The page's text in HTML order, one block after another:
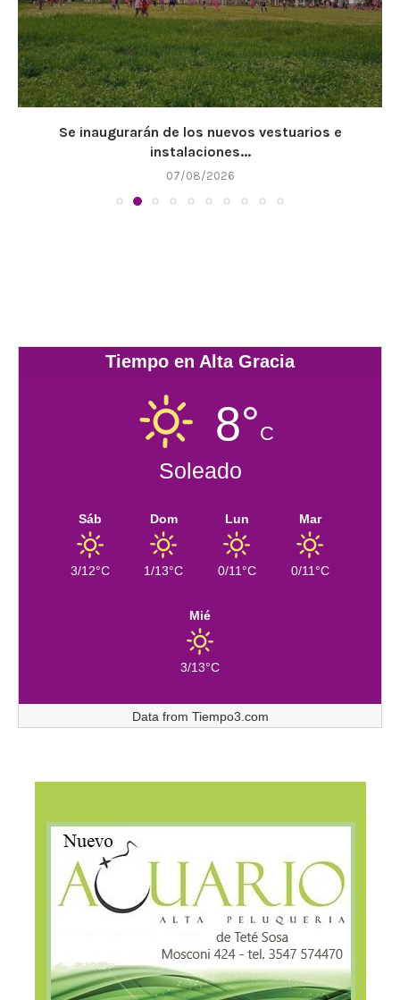
Se inaugurarán de los nuevos vestuarios e
instalaciones...
07/08/2026
Tiempo en Alta Gracia
8°C
Soleado
Sáb
3/12°C
Dom
1/13°C
Lun
0/11°C
Mar
0/11°C
Mié
3/13°C
Data from Tiempo3.com